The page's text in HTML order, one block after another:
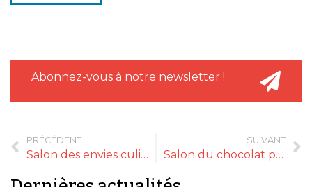
Abonnez-vous à notre newsletter !
PRÉCÉDENT
Salon des envies culinaires
SUIVANT
Salon du chocolat professionnel